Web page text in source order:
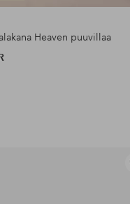
Heaven puuvillaa